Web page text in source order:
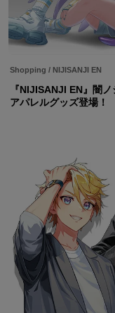
Shopping / NIJISANJI EN
『NIJISANJI EN』闇
アパレルグッズ登場！